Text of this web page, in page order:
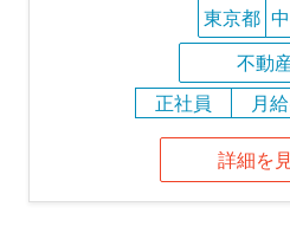
東京都
不動
正社員
月
詳細を